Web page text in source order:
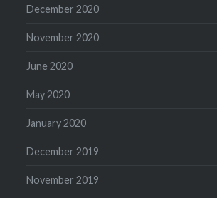
December 2020
November 2020
June 2020
May 2020
January 2020
December 2019
November 2019